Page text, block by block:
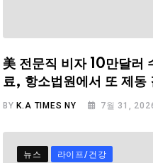
美 전문직 비자 10만달러
료, 항소법원에서 또 제동
BYK.A TIMES NY 7월 31,
뉴스 라이프/건강